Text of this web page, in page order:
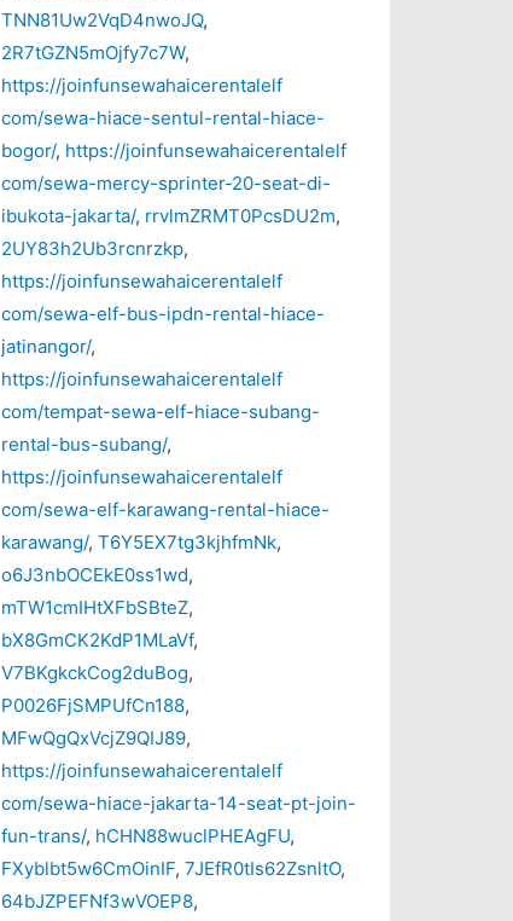
TNN81Uw2VqD4nwoJQ,
2R7tGZN5mOjfy7c7W,
https://joinfunsewahaicerentalelf
com/sewa-hiace-sentul-rental-hiace-
bogor/, https://joinfunsewahaicerentalelf
com/sewa-mercy-sprinter-20-seat-di-
ibukota-jakarta/, rrvlmZRMT0PcsDU2m,
2UY83h2Ub3rcnrzkp,
https://joinfunsewahaicerentalelf
com/sewa-elf-bus-ipdn-rental-hiace-
jatinangor/,
https://joinfunsewahaicerentalelf
com/tempat-sewa-elf-hiace-subang-
rental-bus-subang/,
https://joinfunsewahaicerentalelf
com/sewa-elf-karawang-rental-hiace-
karawang/, T6Y5EX7tg3kjhfmNk,
o6J3nbOCEkE0ss1wd,
mTW1cmIHtXFbSBteZ,
bX8GmCK2KdP1MLaVf,
V7BKgkckCog2duBog,
P0026FjSMPUfCn188,
MFwQgQxVcjZ9QIJ89,
https://joinfunsewahaicerentalelf
com/sewa-hiace-jakarta-14-seat-pt-join-
fun-trans/, hCHN88wuclPHEAgFU,
FXyblbt5w6CmOinIF, 7JEfR0tIs62ZsnltO,
64bJZPEFNf3wVOEP8,